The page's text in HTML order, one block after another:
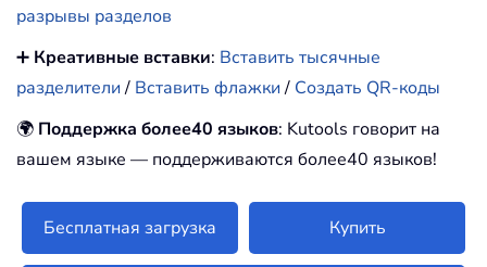
разрывы разделов
➕ Креативные вставки: Вставить тысячные
разделители/ Вставить флажки/ Создать QR-коды
🌍 Поддержка более40 языков: Kutools говорит на
вашем языке — поддерживаются более40 языков!
Бесплатная загрузка Купить